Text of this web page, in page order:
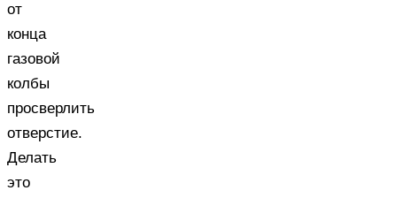
от
конца
газовой
колбы
просверлить
отверстие.
Делать
это